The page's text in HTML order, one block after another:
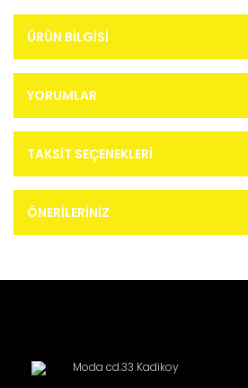
ÜRÜN BILGISI
YORUMLAR
TAKSIT SEÇENEKLERI
ÖNERILERINIZ
Moda cd.33 Kadikoy